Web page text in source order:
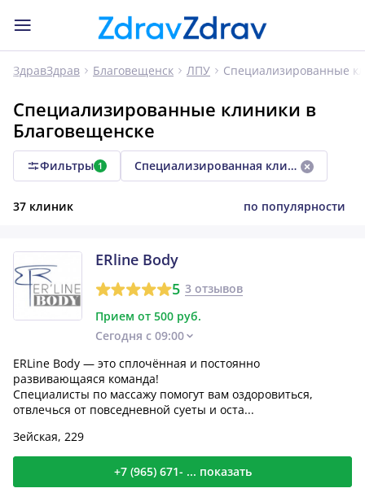
ЗдравЗдрав Благовещенск ЛПУ Специализированные
Специализированные клиники в
Благовещенске
Фильтры 1 Специализированная клиника
37 клиник по популярности
ERline Body
5 3 отзывов
Прием от 500 руб.
Сегодня с 09:00
ERLine Body — это сплочённая и постоянно
развивающаяся команда!
Специалисты по массажу помогут вам оздоровиться,
отвлечься от повседневной суеты и оста...
Зейская, 229
+7 (965) 671- ... показать